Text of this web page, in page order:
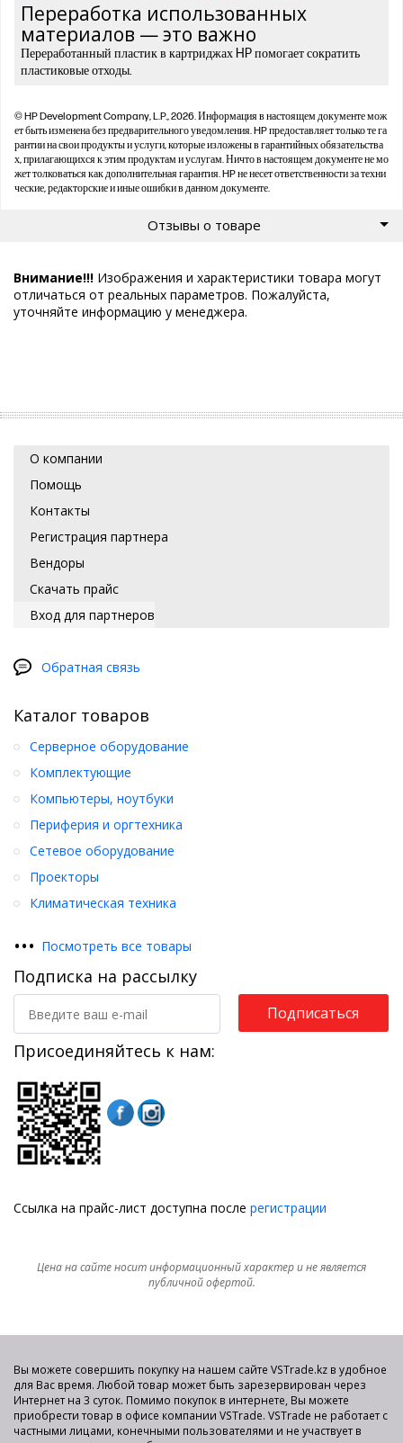
Переработка использованных
материалов — это важно
Переработанный пластик в картриджах HP помогает сократить
пластиковые отходы.
© HP Development Company, L.P., 2026. Информация в настоящем документе мож
ет быть изменена без предварительного уведомления. HP предоставляет только те га
рантии на свои продукты и услуги, которые изложены в гарантийных обязательства
х, прилагающихся к этим продуктам и услугам. Ничто в настоящем документе не мо
жет толковаться как дополнительная гарантия. HP не несет ответственности за техни
ческие, редакторские и иные ошибки в данном документе.
Отзывы о товаре
Внимание!!! Изображения и характеристики товара могут
отличаться от реальных параметров. Пожалуйста,
уточняйте информацию у менеджера.
О компании
Помощь
Контакты
Регистрация партнера
Вендоры
Скачать прайс
Вход для партнеров
Обратная связь
Каталог товаров
Серверное оборудование
Комплектующие
Компьютеры, ноутбуки
Периферия и оргтехника
Сетевое оборудование
Проекторы
Климатическая техника
••• Посмотреть все товары
Подписка на рассылку
Подписаться
Присоединяйтесь к нам:
Ссылка на прайс-лист доступна после регистрации
Цена на сайте носит информационный характер и не является
публичной офертой.
Вы можете совершить покупку на нашем сайте VSTrade.kz в удобное
для Вас время. Любой товар может быть зарезервирован через
Интернет на 3 суток. Помимо покупок в интернете, Вы можете
приобрести товар в офисе компании VSTrade. VSTrade не работает с
частными лицами, конечными пользователями и не участвует в